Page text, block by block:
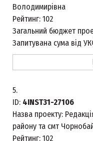
Володимирівна
Рейтинг: 102
Загальний бюджет
Запитувана сума від
5.
ID: 4INST31-27106
Назва проекту:
району та смт
Рейтинг: 102